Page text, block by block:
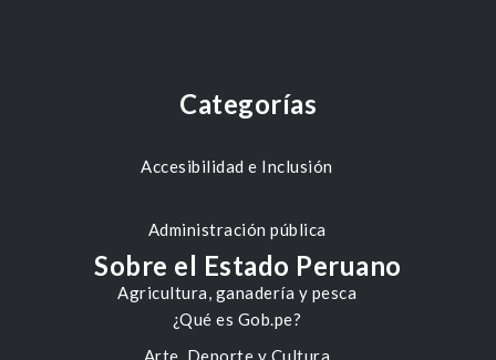
Categorías
Accesibilidad e Inclusión
Administración pública
Agricultura, ganadería y pesca
Arte, Deporte y Cultura
Sobre el Estado Peruano
¿Qué es Gob.pe?